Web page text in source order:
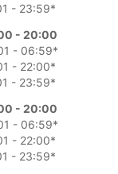
- 23:59*
- 20:00
- 06:59*
- 22:00*
- 23:59*
- 20:00
- 06:59*
- 22:00*
- 23:59*